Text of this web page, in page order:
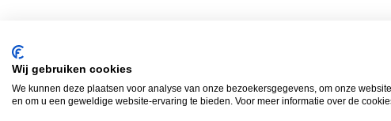
Wij gebruiken cookies
We kunnen deze plaatsen voor analyse van onze bezoekersgegevens, om onze
en om u een geweldige website-ervaring te bieden. Voor meer informatie over de